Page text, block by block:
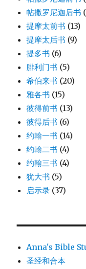
帖撒罗尼迦后书
提摩太前书 (13)
提摩太后书 (9)
提多书 (6)
腓利门书 (5)
希伯来书 (20)
雅各书 (15)
彼得前书 (13)
彼得后书 (6)
约翰一书 (14)
约翰二书 (4)
约翰三书 (4)
犹大书 (5)
启示录 (37)
Anna's Bible
圣经和合本